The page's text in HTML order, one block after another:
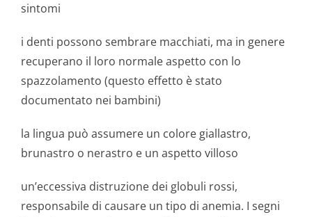
sintomi
i denti possono sembrare macchiati, ma in genere
recuperano il loro normale aspetto con lo
spazzolamento (questo effetto è stato
documentato nei bambini)
la lingua può assumere un colore giallastro,
brunastro o nerastro e un aspetto villoso
un’eccessiva distruzione dei globuli rossi,
responsabile di causare un tipo di anemia. I segni